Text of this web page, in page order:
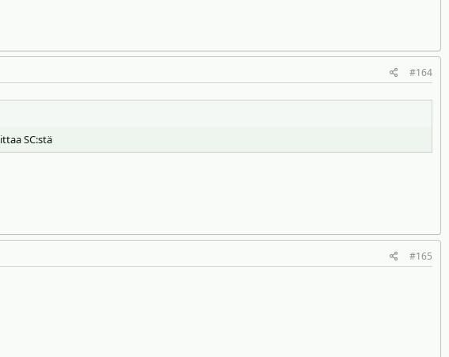
#164
SC:stä
#165